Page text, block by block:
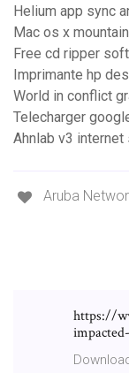
Helium app sync
Mac os x
Free cd ripper
Imprimante hp
World in conflict
Telecharger
Ahnlab v3 internet
Aruba
https://